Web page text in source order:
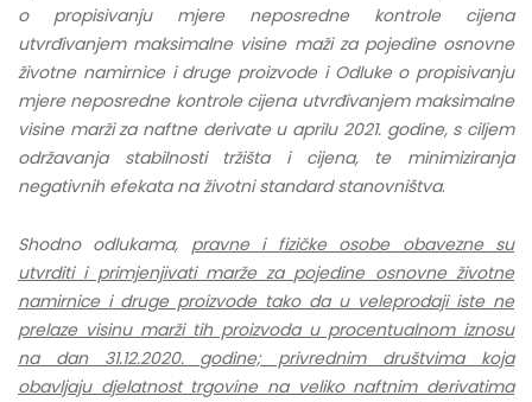
o propisivanju mjere neposredne kontrole cijena
utvrđivanjem maksimalne visine maži za pojedine osnovne
životne namirnice i druge proizvode i Odluke o propisivanju
mjere neposredne kontrole cijena utvrđivanjem maksimalne
visine marži za naftne derivate u aprilu 2021. godine, s ciljem
održavanja stabilnosti tržišta i cijena, te minimiziranja
negativnih efekata na životni standard stanovništva.
Shodno odlukama, pravne i fizičke osobe obavezne su
utvrditi i primjenjivati marže za pojedine osnovne životne
namirnice i druge proizvode tako da u veleprodaji iste ne
prelaze visinu marži tih proizvoda u procentualnom iznosu
na dan 31.12.2020. godine; privrednim društvima koja
obavljaju djelatnost trgovine na veliko naftnim derivatima